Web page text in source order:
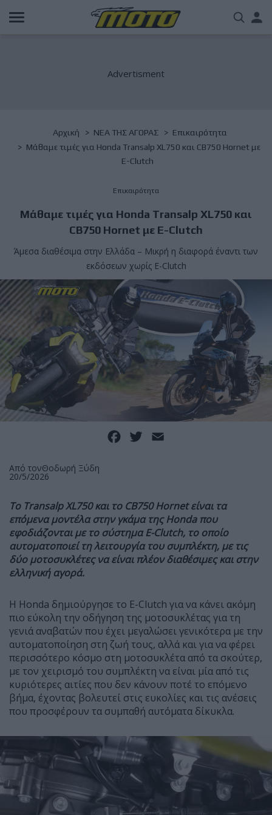
Παράκαμψη
προς
Breadcrumb
Αρχική NΕΑ ΤΗΣ ΑΓΟΡΑΣ
Επικαιρότητα
Μάθαμε τιμές για Honda Transalp XL750 και CB750 Hornet με
E-Clutch
Επικαιρότητα
Μάθαμε τιμές για Honda Transalp XL750 και
CB750 Hornet με E-Clutch
Άμεσα διαθέσιμα στην Ελλάδα – Μικρή η διαφορά έναντι των
εκδόσεων χωρίς E-Clutch
Facebook
Twitter
Από τονΘοδωρή Ξύδη
20/5/2026
Το Transalp XL750 και το CB750 Hornet είναι τα
επόμενα μοντέλα στην γκάμα της Honda που
εφοδιάζονται με το σύστημα E-Clutch, το οποίο
αυτοματοποιεί τη λειτουργία του συμπλέκτη, με τις
δύο μοτοσυκλέτες να είναι πλέον διαθέσιμες και στην
ελληνική αγορά.
Η Honda δημιούργησε το E-Clutch για να κάνει ακόμη
πιο εύκολη την οδήγηση της μοτοσυκλέτας για τη
γενιά αναβατών που έχει μεγαλώσει γενικότερα με την
αυτοματοποίηση στη ζωή τους, αλλά και για να φέρει
περισσότερο κόσμο στη μοτοσυκλέτα από τα σκούτερ,
με τον χειρισμό του συμπλέκτη να είναι μία από τις
κυριότερες αιτίες που δεν κάνουν ποτέ το επόμενο
βήμα, έχοντας βολευτεί στις ευκολίες και τις ανέσεις
που προσφέρουν τα συμπαθή αυτόματα δίκυκλα.